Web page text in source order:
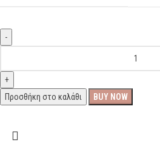
Προσθήκη στο καλάθι BUY NOW